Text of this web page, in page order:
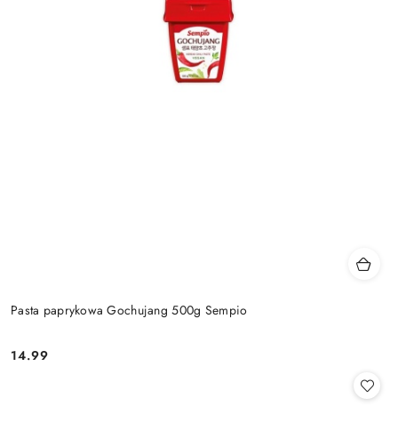
Pasta paprykowa Gochujang 500g Sempio
Cena:
14.99